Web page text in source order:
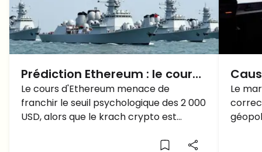
Prédiction Ethereum : le cours
de l'ETH va-t-il chuter sous les
2 000 $ ?
Le cours d'Ethereum menace de
franchir le seuil psychologique des 2 000
USD, alors que le krach crypto est
les manœuvres de la Chine près de
Le